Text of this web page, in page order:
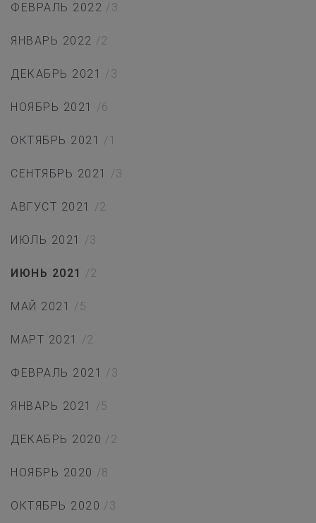
ФЕВРАЛЬ 2022 /3
ЯНВАРЬ 2022 /2
ДЕКАБРЬ 2021 /3
НОЯБРЬ 2021 /6
ОКТЯБРЬ 2021 /1
СЕНТЯБРЬ 2021 /3
АВГУСТ 2021 /2
ИЮЛЬ 2021 /3
ИЮНЬ 2021 /2
МАЙ 2021 /5
МАРТ 2021 /2
ФЕВРАЛЬ 2021 /3
ЯНВАРЬ 2021 /5
ДЕКАБРЬ 2020 /2
НОЯБРЬ 2020 /8
ОКТЯБРЬ 2020 /3